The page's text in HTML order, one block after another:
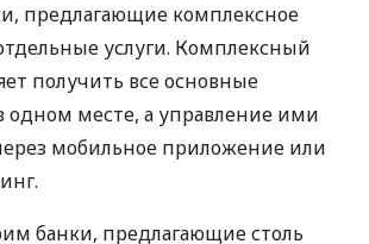
предлагающие комплексное
услуги. Комплексный
получить все основные
одном месте, а управление ими
мобильное приложение или
банки, предлагающие столь